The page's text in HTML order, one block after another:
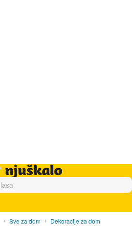
Sve za dom Dekoracije za dom